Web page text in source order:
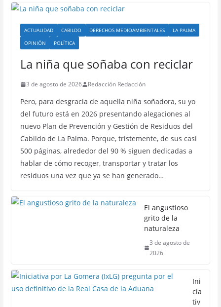
ACTUALIDAD CABILDO DERECHOS MEDIOAMBIENTALES
LA PALMA
OPINIÓN
POLÍTICA
La niña que soñaba con reciclar
3 de agosto de 2026 Redacción Redacción
Pero, para desgracia de aquella niña soñadora, su yo
del futuro está en 2026 presentando alegaciones al
nuevo Plan de Prevención y Gestión de Residuos del
Cabildo de La Palma. Porque, tristemente, de sus casi
500 páginas, alrededor del 90 % siguen dedicadas a
hablar de cómo recoger, transportar y tratar los
residuos una vez que ya se han generado…
El angustioso
grito de la
naturaleza
3 de agosto de
2026
Ini
cia
tiv